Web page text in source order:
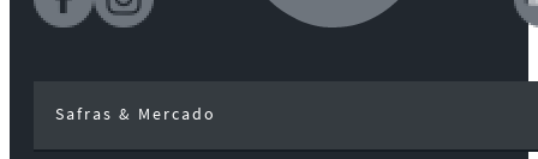
Safras & Mercado